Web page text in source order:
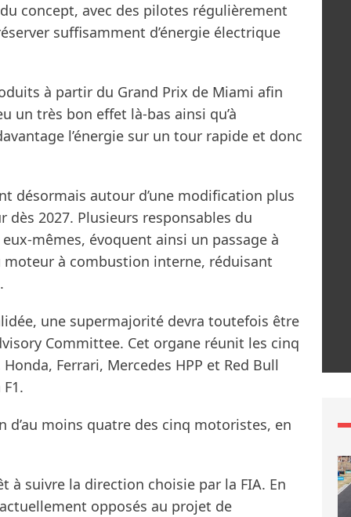
concept, avec des pilotes régulièrement
suffisamment d’énergie électrique
à partir du Grand Prix de Miami afin
un très bon effet là-bas ainsi qu’à
l’énergie sur un tour rapide et donc
désormais autour d’une modification plus
2027. Plusieurs responsables du
mêmes, évoquent ainsi un passage à
à combustion interne, réduisant
une supermajorité devra toutefois être
Committee. Cet organe réunit les cinq
Ferrari, Mercedes HPP et Red Bull
d’au moins quatre des cinq motoristes, en
à suivre la direction choisie par la FIA. En
opposés au projet de